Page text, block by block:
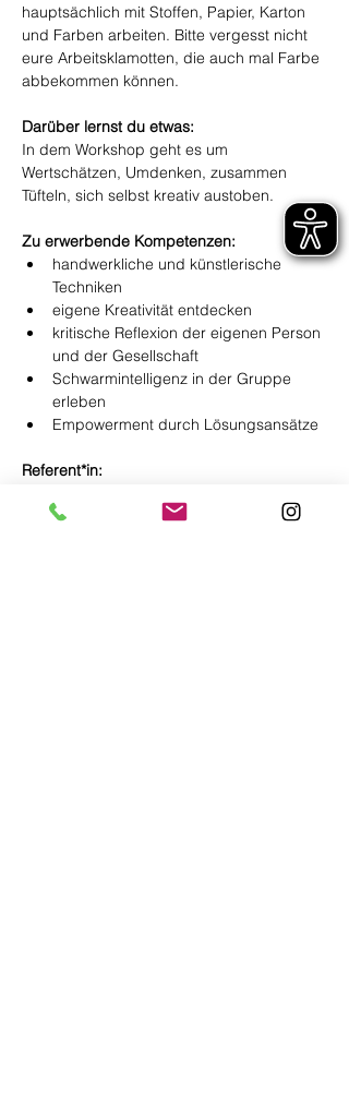
hauptsächlich mit Stoffen, Papier, Karton
und Farben arbeiten. Bitte vergesst nicht
eure Arbeitsklamotten, die auch mal Farbe
abbekommen können.
Darüber lernst du etwas:
In dem Workshop geht es um
Wertschätzen, Umdenken, zusammen
Tüfteln, sich selbst kreativ austoben.
Zu erwerbende Kompetenzen:
handwerkliche und künstlerische
Techniken
eigene Kreativität entdecken
kritische Reflexion der eigenen Person
und der Gesellschaft
Schwarmintelligenz in der Gruppe
erleben
Empowerment durch Lösungsansätze
Referent*in:
Playing and Learning, Illustratorin,